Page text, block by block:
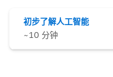
初步了解人工智能
~10 分钟